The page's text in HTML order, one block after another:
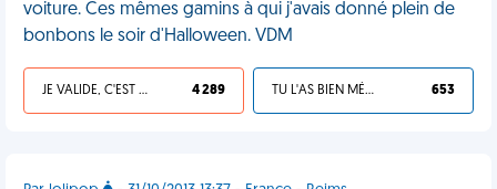
voiture. Ces mêmes gamins à qui j'avais donné plein de
bonbons le soir d'Halloween. VDM
JE VALIDE, C'EST UNE VDM 4 289 TU L'AS BIEN MÉRITÉ 653